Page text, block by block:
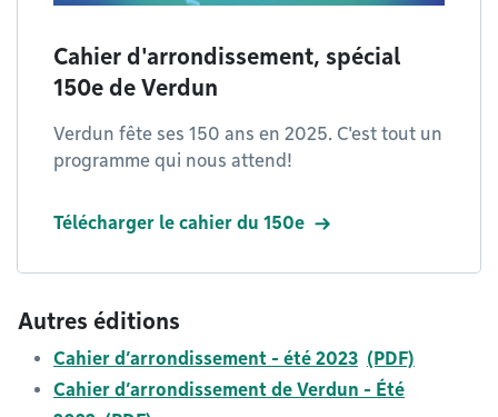
Cahier d'arrondissement, spécial
150e de Verdun
Verdun fête ses 150 ans en 2025. C'est tout un
programme qui nous attend!
Télécharger le cahier du 150e
Autres éditions
Cahier d’arrondissement - été 2023
Cahier d’arrondissement de Verdun - Été